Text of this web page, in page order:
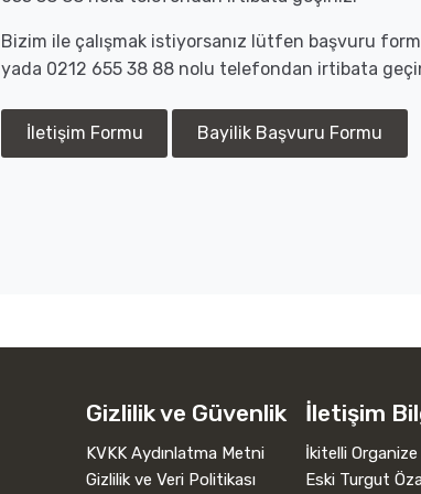
Bizim ile çalışmak istiyorsanız lütfen başvuru
yada 0212 655 38 88 nolu telefondan irtibata
İletişim Formu Bayilik Başvuru Formu
Gizlilik ve Güvenlik
KVKK Aydınlatma Metni
Gizlilik ve Veri Politikası
İletişim
İkitelli
Eski Turgut